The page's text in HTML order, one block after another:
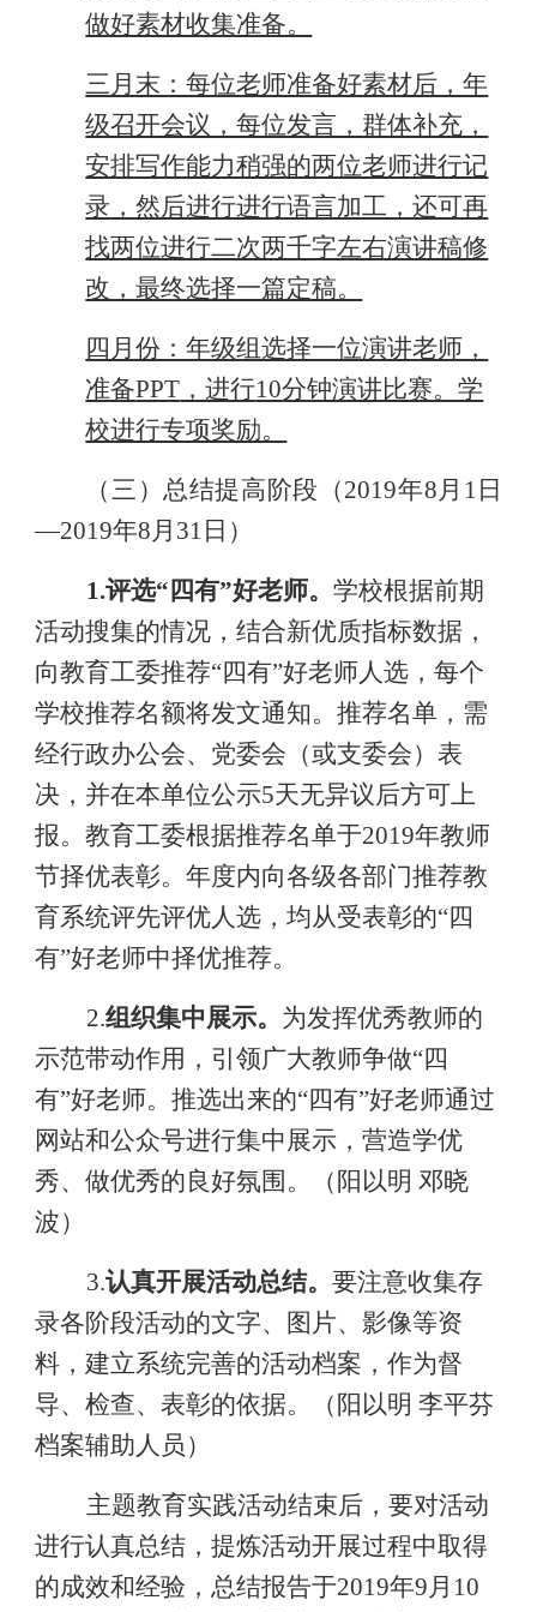
做好素材收集准备。
三月末：每位老师准备好素材后，年
级召开会议，每位发言，群体补充，
安排写作能力稍强的两位老师进行记
录，然后进行进行语言加工，还可再
找两位进行二次两千字左右演讲稿修
改，最终选择一篇定稿。
四月份：年级组选择一位演讲老师，
准备PPT ，进行10分钟演讲比赛。学
校进行专项奖励。
（三）总结提高阶段（2019年8月 1 日
—2019年8月 31 日）
1.评选“ 四有”好老师。 学校根据前期
活动搜集的情况，结合新优质指标数据，
向教育工委推荐“四有”好老师人选，每个
学校推荐名额将发文通知。推荐名单，需
经行政办公会、党委会（或支委会）表
决，并在本单位公示5天无异议后方可上
报。 教育工委根据推荐名单于2019年教师
节择优表彰。年度内向各级各部门推荐教
育系统评先评优人选， 均从受表彰的“四
有”好老师中择优推荐。
2.组织集中展示。 为发挥优秀教师的
示范带动作用，引领广大教师争做“四
有”好老师。推选出来的“四有”好老师通过
网站和公众号进行集中展示，营造学优
秀、做优秀的良好氛围。（阳以明 邓晓
波）
3.认真开展活动总结。 要注意收集存
录各阶段活动的文字、图片、影像等资
料，建立系统完善的活动档案，作为督
导、检查、表彰的依据。（阳以明 李平芬
档案辅助人员）
主题教育实践活动结束后，要对活动
进行认真总结，提炼活动开展过程中取得
的成效和经验，总结报告于2019年9月 10